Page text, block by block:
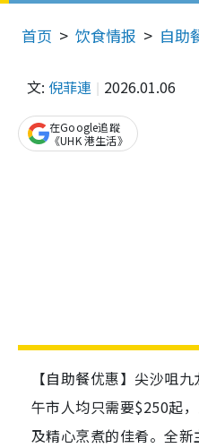
首页 饮食情报 自助
文: 倪菲連 2026.01.06
在Google追蹤
《UHK 港生活》
【自助餐优惠】尖沙咀
午市人均只需要$250起
及精心烹煮的佳肴。全